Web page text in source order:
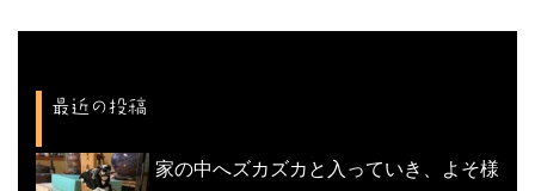
シ
ョ
ン
最近の投稿
家の中へズカズカと入っていき、よそ様